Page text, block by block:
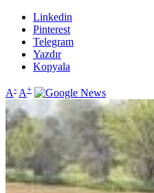
Linkedin
Pinterest
Telegram
Yazdır
Kopyala
A- A+